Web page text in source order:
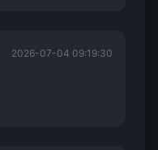
2026-07-04 09:19:30